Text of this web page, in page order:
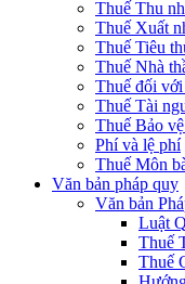
Thuế Thu
Thuế Xuất
Thuế Tiêu
Thuế Nhà
Thuế đối
Thuế Tài
Thuế Bảo
Phí và lệ phí
Thuế Môn
Văn bản pháp quy
Văn bản
Luật
Thuế
Thuế